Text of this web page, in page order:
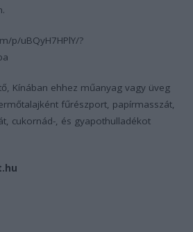
p/uBQyH7HPlY/?
Kínában ehhez műanyag vagy üveg
fűrészport, papírmasszát,
cukornád-, és gyapothulladékot